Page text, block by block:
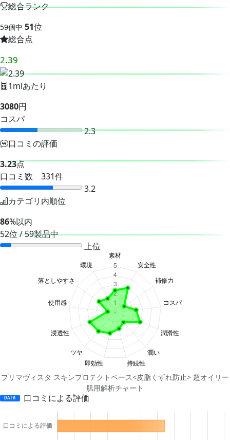
総合ランク
59個中 51位
総合点
2.39
1mlあたり
3080円
コスパ
2.3
口コミの評価
3.23点
口コミ数 331件
3.2
カテゴリ内順位
86%以内
52位 / 59製品中
上位
プリマヴィスタ スキンプロテクトベース<皮脂くずれ防止> 超オイリー
肌用解析チャート
DATA 口コミによる評価